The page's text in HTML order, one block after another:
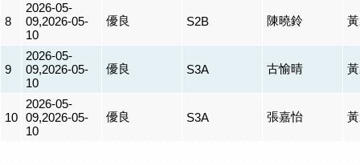
8
2026-05-
09,2026-05-
10
優良 S2B 陳曉鈴
9
2026-05-
09,2026-05-
10
優良 S3A 古愉晴
10
2026-05-
09,2026-05-
10
優良 S3A 張嘉怡